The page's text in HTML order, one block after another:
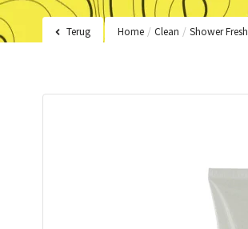
Terug Home / Clean / Shower Fresh